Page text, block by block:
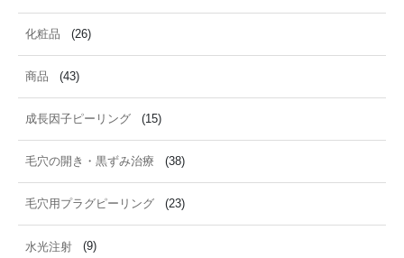
化粧品 (26)
商品 (43)
成長因子ピーリング (15)
毛穴の開き・黒ずみ治療 (38)
毛穴用プラグピーリング (23)
水光注射 (9)